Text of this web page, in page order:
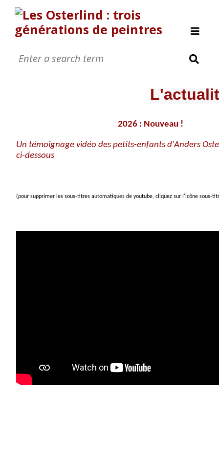
Revue de presse
Nous contacter
[Page manquante]
2026 : Nouveau !
Un témoignage vidéo des petits-enfants d'Anders
ci-dessous
(pour supprimer les sous-titres automatiques de youtube, cliquez sur l'icône sous-